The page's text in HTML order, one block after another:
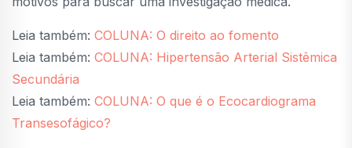
Leia também: COLUNA: O direito ao fomento
Leia também: COLUNA: Hipertensão Arterial Sistêmica
Secundária
Leia também: COLUNA: O que é o Ecocardiograma
Transesofágico?